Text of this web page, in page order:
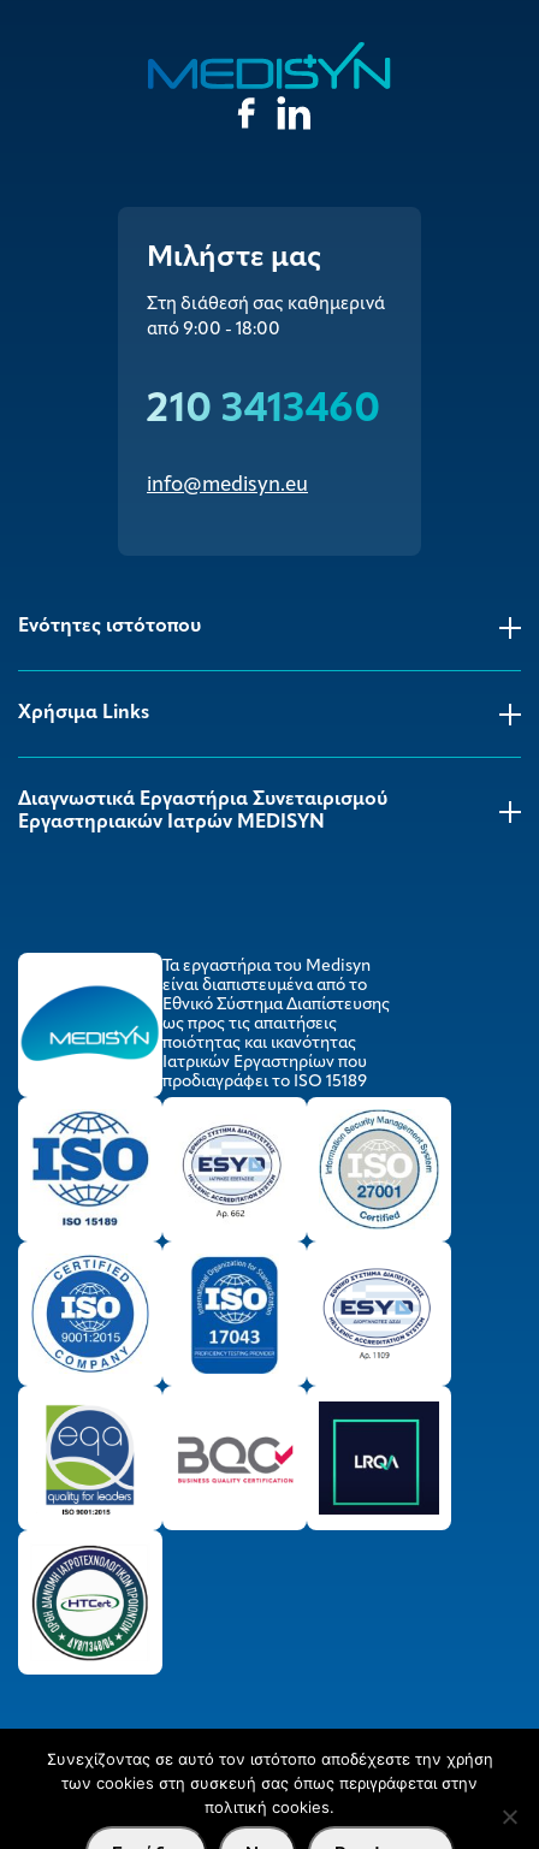
Μιλήστε μας
Στη διάθεσή σας καθημερινά
από 9:00 - 18:00
210 3413460
info@medisyn.eu
Ενότητες ιστότοπου
Χρήσιμα Links
Διαγνωστικά Εργαστήρια Συνεταιρισμού
Εργαστηριακών Ιατρών MEDISYΝ
Τα εργαστήρια του Medisyn
είναι διαπιστευμένα από το
Εθνικό Σύστημα Διαπίστευσης
ως προς τις απαιτήσεις
ποιότητας και ικανότητας
Ιατρικών Εργαστηρίων που
προδιαγράφει το ISO 15189
© 2025 Παραγωγικός & Πιστωτικός Συνεταιρισμός
Εργαστηριακών Ιατρών ΣΥΝ. ΠΕ.
All Rights Reserved
Created
Συνεχίζοντας σε αυτό τον ιστότοπο αποδέχεστε την χρήση
των cookies στη συσκευή σας όπως περιγράφεται στην
πολιτική cookies.